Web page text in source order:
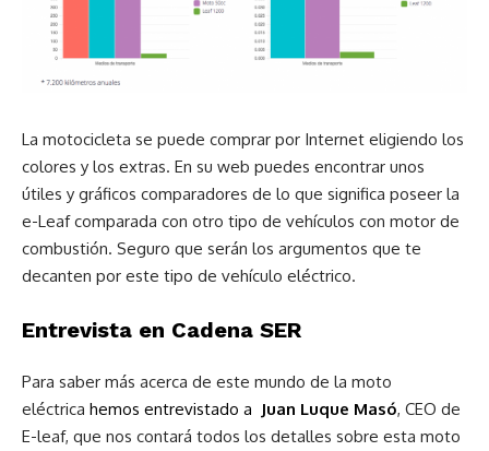
La motocicleta se puede comprar por Internet eligiendo los
colores y los extras. En su web puedes encontrar unos
útiles y gráficos comparadores de lo que significa poseer la
e-Leaf comparada con otro tipo de vehículos con motor de
combustión. Seguro que serán los argumentos que te
decanten por este tipo de vehículo eléctrico.
Entrevista en Cadena SER
Para saber más acerca de este mundo de la moto
eléctrica hemos entrevistado a Juan Luque Masó, CEO de
E-leaf, que nos contará todos los detalles sobre esta moto